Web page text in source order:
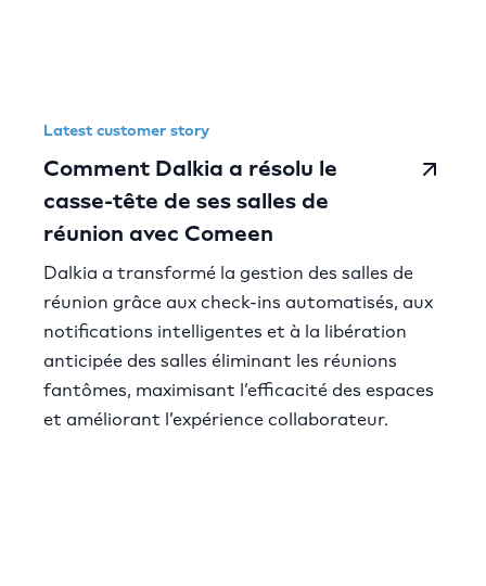
Latest customer story
Comment Dalkia a résolu le
casse-tête de ses salles de
réunion avec Comeen
Dalkia a transformé la gestion des salles de
réunion grâce aux check-ins automatisés, aux
notifications intelligentes et à la libération
anticipée des salles éliminant les réunions
fantômes, maximisant l’efficacité des espaces
et améliorant l’expérience collaborateur.